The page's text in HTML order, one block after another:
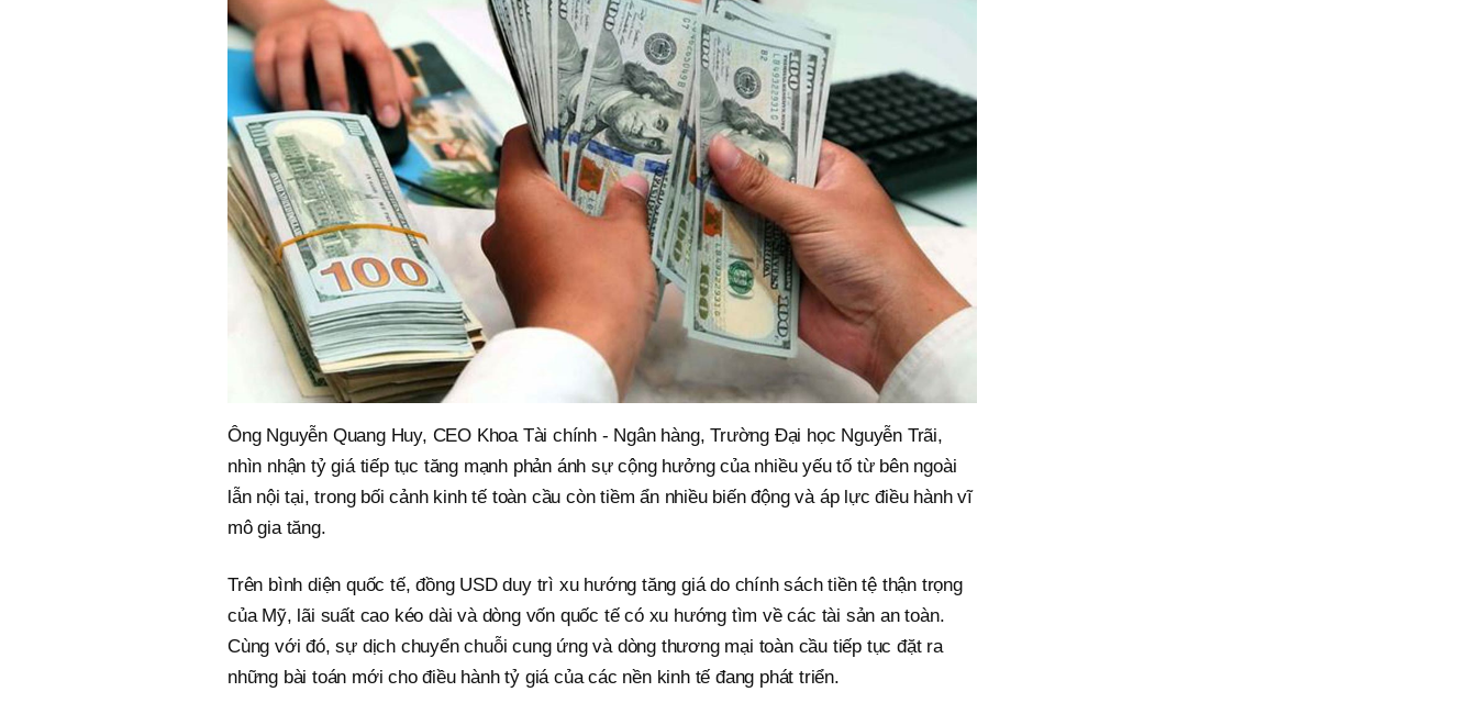
Ông Nguyễn Quang Huy, CEO Khoa Tài chính - Ngân hàng, Trường Đại học Nguyễn Trãi,
nhìn nhận tỷ giá tiếp tục tăng mạnh phản ánh sự cộng hưởng của nhiều yếu tố từ bên ngoài
lẫn nội tại, trong bối cảnh kinh tế toàn cầu còn tiềm ẩn nhiều biến động và áp lực điều hành vĩ
mô gia tăng.
Trên bình diện quốc tế, đồng USD duy trì xu hướng tăng giá do chính sách tiền tệ thận trọng
của Mỹ, lãi suất cao kéo dài và dòng vốn quốc tế có xu hướng tìm về các tài sản an toàn.
Cùng với đó, sự dịch chuyển chuỗi cung ứng và dòng thương mại toàn cầu tiếp tục đặt ra
những bài toán mới cho điều hành tỷ giá của các nền kinh tế đang phát triển.